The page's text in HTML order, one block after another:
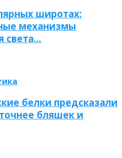
широтах:
механизмы
света…
белки предсказали
бляшек и